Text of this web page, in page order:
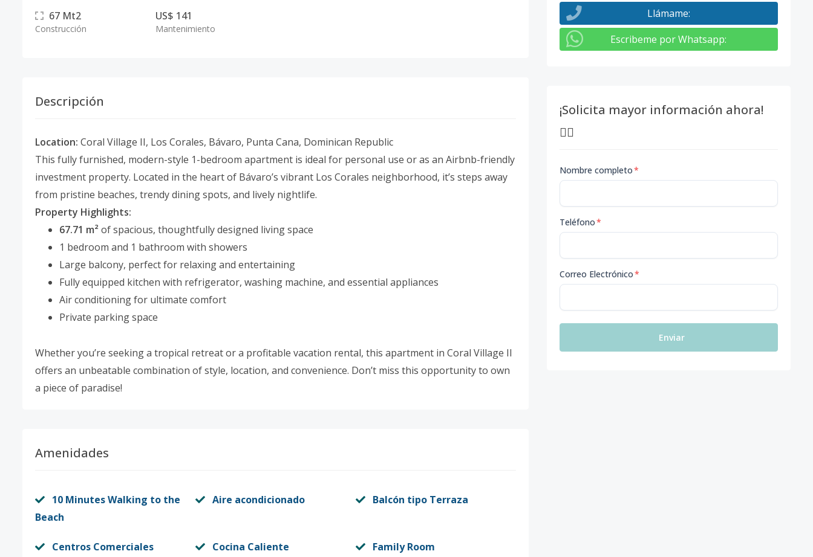
67 Mt2
Construcción
US$ 141
Mantenimiento
Descripción
Location: Coral Village II, Los Corales, Bávaro, Punta Cana, Dominican Republic
This fully furnished, modern-style 1-bedroom apartment is ideal for personal use or as an Airbnb-friendly
investment property. Located in the heart of Bávaro’s vibrant Los Corales neighborhood, it’s steps away
from pristine beaches, trendy dining spots, and lively nightlife.
Property Highlights:
67.71 m²of spacious, thoughtfully designed living space
1 bedroom and 1 bathroom with showers
Large balcony, perfect for relaxing and entertaining
Fully equipped kitchen with refrigerator, washing machine, and essential appliances
Air conditioning for ultimate comfort
Private parking space
Whether you’re seeking a tropical retreat or a profitable vacation rental, this apartment in Coral Village II
offers an unbeatable combination of style, location, and convenience. Don’t miss this opportunity to own
a piece of paradise!
Amenidades
10 Minutes Walking to the
Beach
Aire acondicionado Balcón tipo Terraza
Centros Comerciales
Cocina Caliente Family Room
Llámame:
Escribeme por Whatsapp:
¡Solicita mayor información ahora!
👇🏽
Nombre completo*
Teléfono*
Correo Electrónico*
Enviar